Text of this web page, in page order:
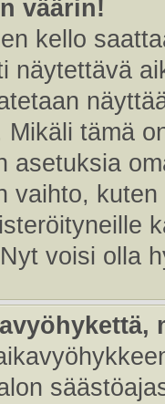
väärin!
kello
näytettävä
Mikäli tämä
asetuksia
vaihto,
voisi olla